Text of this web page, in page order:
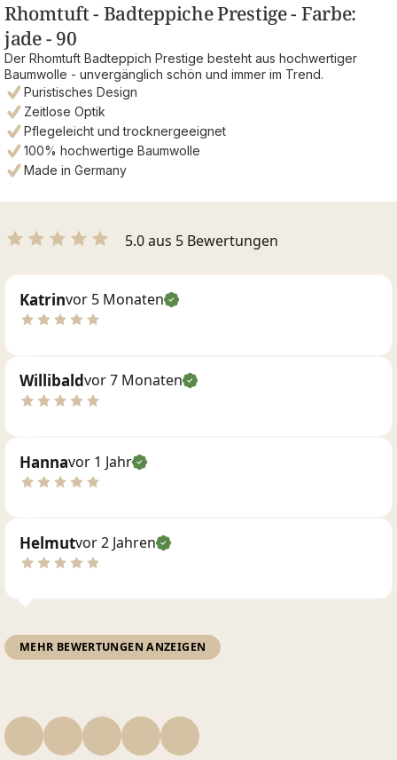
Rhomtuft - Badteppiche Prestige - Farbe:
jade - 90
Der Rhomtuft Badteppich Prestige besteht aus hochwertiger
Baumwolle - unvergänglich schön und immer im Trend.
Puristisches Design
Zeitlose Optik
Pflegeleicht und trocknergeeignet
100% hochwertige Baumwolle
Made in Germany
5.0 aus 5 Bewertungen
Katrinvor 5 Monaten
Willibaldvor 7 Monaten
Hannavor 1 Jahr
Helmutvor 2 Jahren
MEHR BEWERTUNGEN ANZEIGEN